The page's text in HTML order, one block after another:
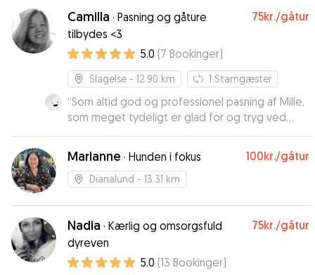
Camilla · Pasning og gåture
tilbydes <3
75kr./gåtur
5.0 (7 Bookinger)
Slagelse - 12.90 km 1 Stamgæster
“Som altid god og professionel pasning af Mille,
som meget tydeligt er glad for og tryg ved
Camilla. Camilla er altid venlig, dygtig og seriøs.
Varmeste anbefaling herfra.
Marianne · Hunden i fokus 100kr./gåtur
Dianalund - 13.31 km
Nadia · Kærlig og omsorgsfuld
dyreven
75kr./gåtur
5.0 (13 Bookinger)